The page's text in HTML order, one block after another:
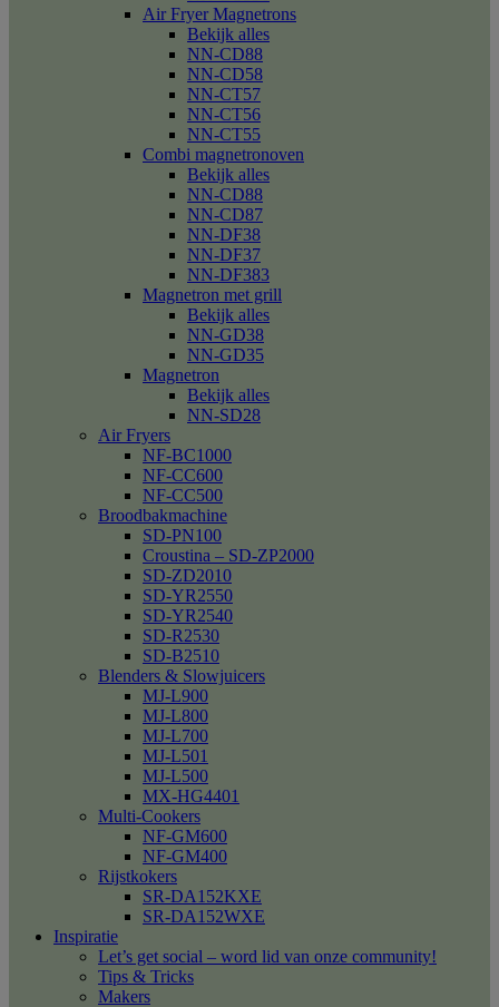
Air Fryer Magnetrons
Bekijk alles
NN-CD88
NN-CD58
NN-CT57
NN-CT56
NN-CT55
Combi magnetronoven
Bekijk alles
NN-CD88
NN-CD87
NN-DF38
NN-DF37
NN-DF383
Magnetron met grill
Bekijk alles
NN-GD38
NN-GD35
Magnetron
Bekijk alles
NN-SD28
Air Fryers
NF-BC1000
NF-CC600
NF-CC500
Broodbakmachine
SD-PN100
Croustina – SD-ZP2000
SD-ZD2010
SD-YR2550
SD-YR2540
SD-R2530
SD-B2510
Blenders & Slowjuicers
MJ-L900
MJ-L800
MJ-L700
MJ-L501
MJ-L500
MX-HG4401
Multi-Cookers
NF-GM600
NF-GM400
Rijstkokers
SR-DA152KXE
SR-DA152WXE
Inspiratie
Let’s get social – word lid van onze community!
Tips & Tricks
Makers